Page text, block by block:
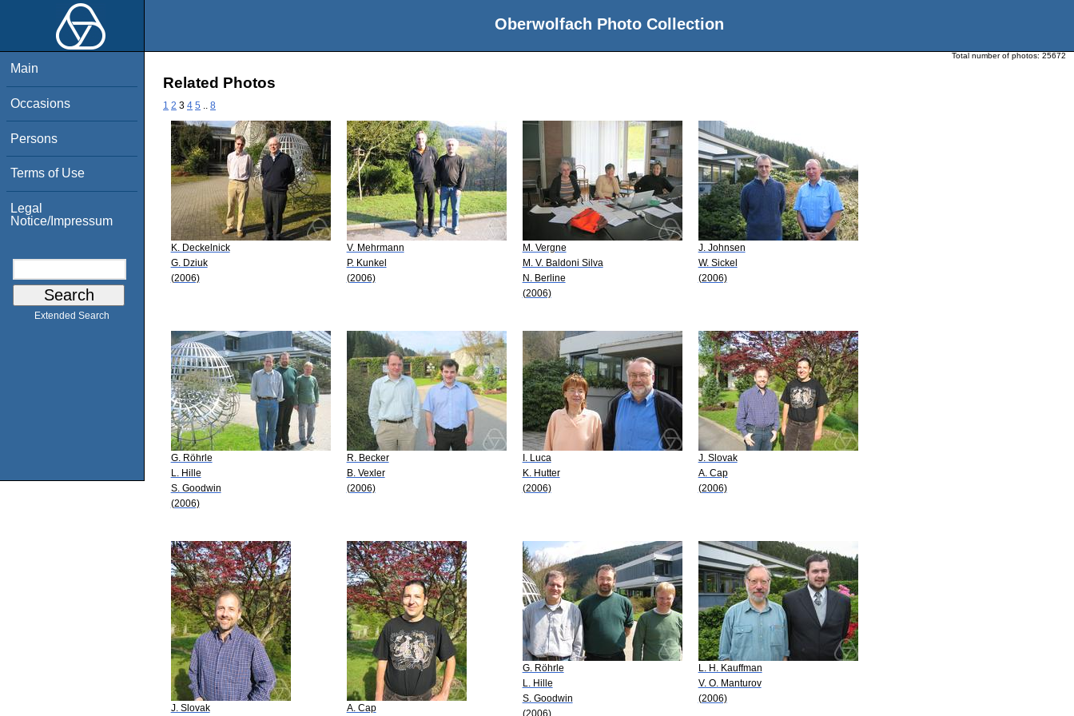
Oberwolfach Photo Collection
Main
Occasions
Persons
Terms of Use
Legal
Notice/Impressum
Extended Search
Total number of photos: 25672
Related Photos
1 2 3 4 5 8
K. Deckelnick
G. Dziuk
(2006)
V. Mehrmann
P. Kunkel
(2006)
M. Vergne
M. V. Baldoni Silva
N. Berline
(2006)
J. Johnsen
W. Sickel
(2006)
G. Röhrle
L. Hille
S. Goodwin
(2006)
R. Becker
B. Vexler
(2006)
I. Luca
K. Hutter
(2006)
J. Slovak
A. Cap
(2006)
J. Slovak A. Cap
G. Röhrle
L. Hille
S. Goodwin
(2006)
L. H. Kauffman
V. O. Manturov
(2006)